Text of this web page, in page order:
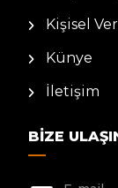
Kişisel
Künye
İletişim
BIZE